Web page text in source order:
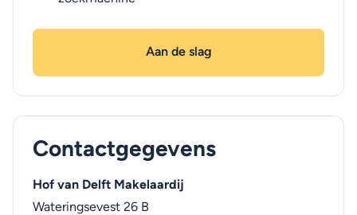
Aan de slag
Contactgegevens
Hof van Delft Makelaardij
Wateringsevest 26 B